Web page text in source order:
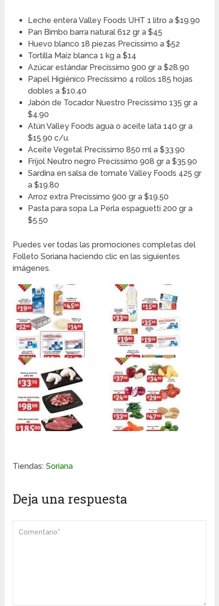
Leche entera Valley Foods UHT 1 litro a $19.90
Pan Bimbo barra natural 612 gr a $45
Huevo blanco 18 piezas Precíssimo a $52
Tortilla Maíz blanca 1 kg a $14
Azúcar estándar Precíssimo 900 gr a $28.90
Papel Higiénico Precíssimo 4 rollos 185 hojas
dobles a $10.40
Jabón de Tocador Nuestro Precíssimo 135 gr a
$4.90
Atún Valley Foods agua o aceite lata 140 gr a
$15.90 c/u.
Aceite Vegetal Precíssimo 850 ml a $33.90
Frijol Neutro negro Precíssimo 908 gr a $35.90
Sardína en salsa de tomate Valley Foods 425 gr
a $19.80
Arroz extra Precíssimo 900 gr a $19.50
Pasta para sopa La Perla espaguetti 200 gr a
$5.50
Puedes ver todas las promociones completas del
Folleto Soriana haciendo clic en las siguientes
imágenes.
Tiendas: Soriana
Deja una respuesta